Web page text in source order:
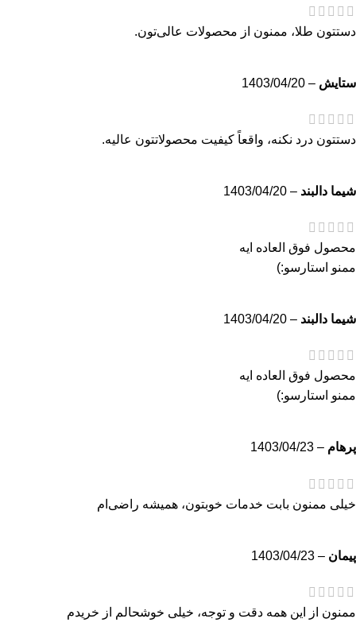
دستتون طلا، ممنون از محصولات عالی‌تون.
ستايش –
1403/04/20
دستتون درد نکنه، واقعاً کیفیت محصولاتتون عالیه.
شيما دالبند –
1403/04/20
محصول فوق العاده ايه
ممنو استارسو:)
شيما دالبند –
1403/04/20
محصول فوق العاده ايه
ممنو استارسو:)
پرهام –
1403/04/23
خیلی ممنون بابت خدمات خوبتون، همیشه راضی‌ام
پيمان –
1403/04/23
ممنون از این همه دقت و توجه، خیلی خوشحالم از خریدم